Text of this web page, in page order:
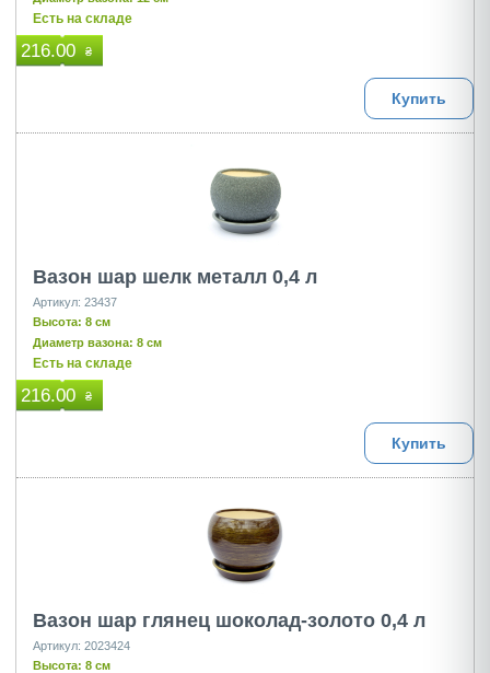
Есть на складе
216.00 ₴
Купить
Вазон шар шелк металл 0,4 л
Артикул: 23437
Высота: 8 см
Диаметр вазона: 8 см
Есть на складе
216.00 ₴
Купить
Вазон шар глянец шоколад-золото 0,4 л
Артикул: 2023424
Высота: 8 см